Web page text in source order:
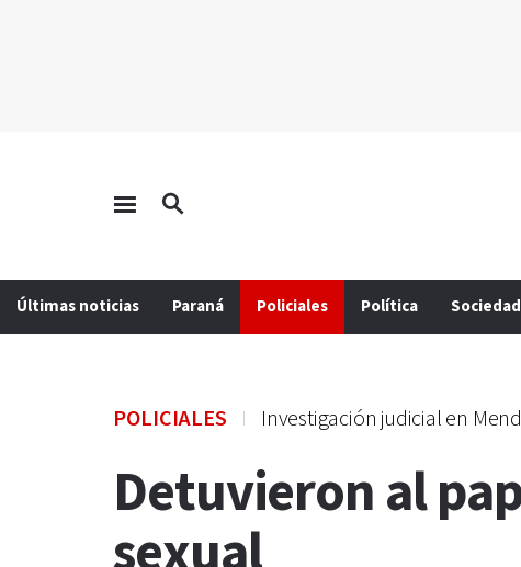
Últimas noticias Paraná Policiales Política Sociedad
POLICIALES Investigación judicial en
Detuvieron al